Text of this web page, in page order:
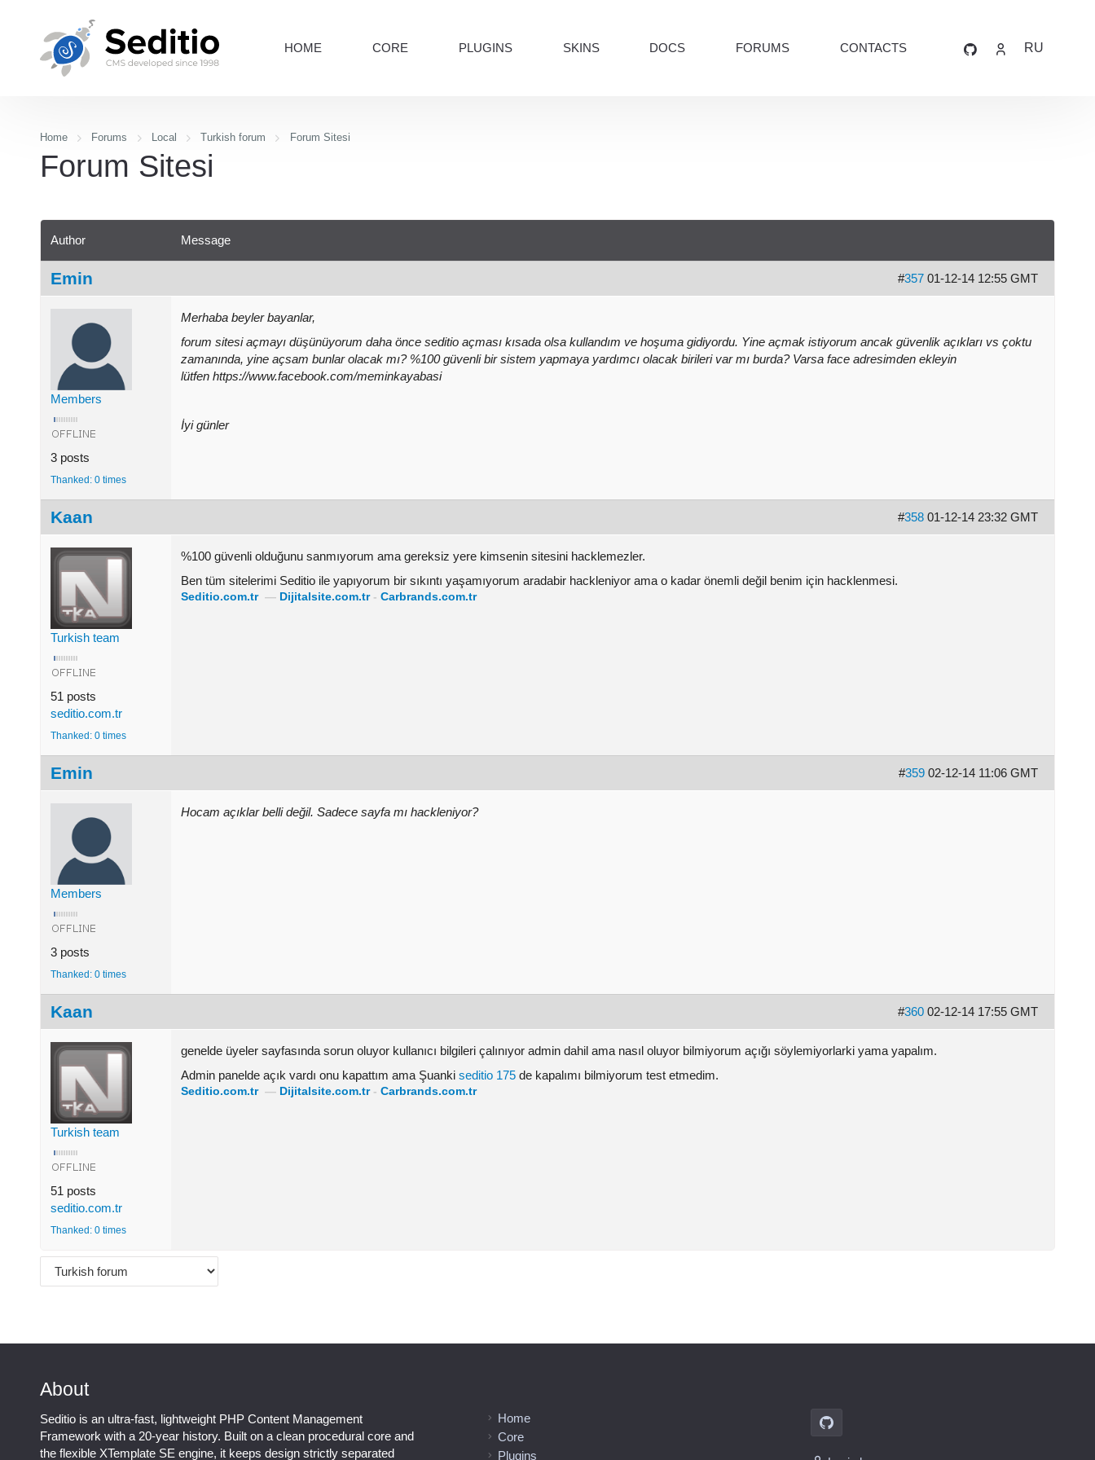
HOME CORE PLUGINS SKINS DOCS FORUMS CONTACTS RU
Home Forums Local Turkish forum Forum Sitesi
Forum Sitesi
Author Message
Emin #357 01-12-14 12:55 GMT
Members
3 posts
Thanked: 0 times
Merhaba beyler bayanlar,
forum sitesi açmayı düşünüyorum daha önce seditio açması kısada olsa kullandım ve hoşuma gidiyordu. Yine açmak istiyorum ancak güvenlik açıkları vs çoktu
zamanında, yine açsam bunlar olacak mı? %100 güvenli bir sistem yapmaya yardımcı olacak birileri var mı burda? Varsa face adresimden ekleyin
lütfen https://www.facebook.com/meminkayabasi
İyi günler
Kaan #358 01-12-14 23:32 GMT
Turkish team
51 posts
seditio.com.tr
Thanked: 0 times
%100 güvenli olduğunu sanmıyorum ama gereksiz yere kimsenin sitesini hacklemezler.
Ben tüm sitelerimi Seditio ile yapıyorum bir sıkıntı yaşamıyorum aradabir hackleniyor ama o kadar önemli değil benim için hacklenmesi.
Seditio.com.tr— Dijitalsite.com.tr- Carbrands.com.tr
Emin #359 02-12-14 11:06 GMT
Members
3 posts
Thanked: 0 times
Hocam açıklar belli değil. Sadece sayfa mı hackleniyor?
Kaan #360 02-12-14 17:55 GMT
Turkish team
51 posts
seditio.com.tr
Thanked: 0 times
genelde üyeler sayfasında sorun oluyor kullanıcı bilgileri çalınıyor admin dahil ama nasıl oluyor bilmiyorum açığı söylemiyorlarki yama yapalım.
Admin panelde açık vardı onu kapattım ama Şuanki seditio 175 de kapalımı bilmiyorum test etmedim.
Seditio.com.tr— Dijitalsite.com.tr- Carbrands.com.tr
About
Seditio is an ultra-fast, lightweight PHP Content Management
Framework with a 20-year history. Built on a clean procedural core and
the flexible XTemplate SE engine, it keeps design strictly separated
Home
Core
Plugins